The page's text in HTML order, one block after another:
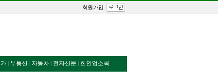
회원가입
| 부동산 | 자동차 | 전자신문 | 한인업소록